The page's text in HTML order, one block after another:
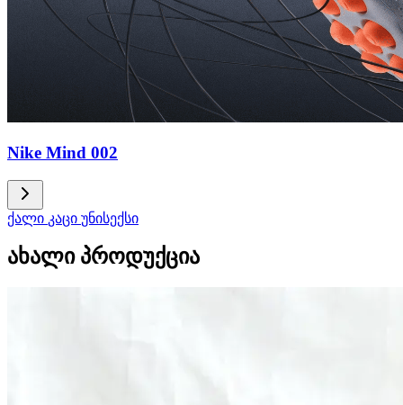
Nike Mind 002
ქალი კაცი უნისექსი
ახალი პროდუქცია